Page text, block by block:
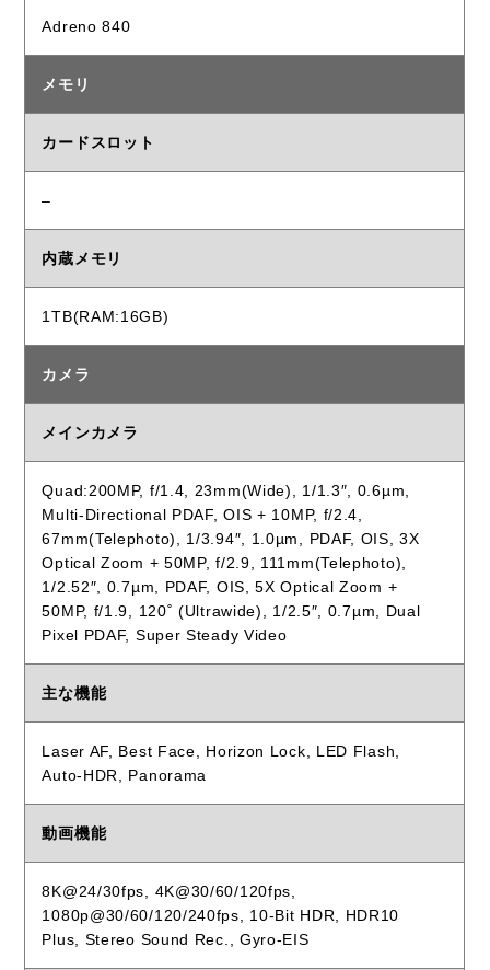
Adreno 840
メモリ
カードスロット
–
内蔵メモリ
1TB(RAM:16GB)
カメラ
メインカメラ
Quad:200MP, f/1.4, 23mm(Wide), 1/1.3″, 0.6µm,
Multi-Directional PDAF, OIS + 10MP, f/2.4,
67mm(Telephoto), 1/3.94″, 1.0µm, PDAF, OIS, 3X
Optical Zoom + 50MP, f/2.9, 111mm(Telephoto),
1/2.52″, 0.7µm, PDAF, OIS, 5X Optical Zoom +
50MP, f/1.9, 120˚ (Ultrawide), 1/2.5″, 0.7µm, Dual
Pixel PDAF, Super Steady Video
主な機能
Laser AF, Best Face, Horizon Lock, LED Flash,
Auto-HDR, Panorama
動画機能
8K@24/30fps, 4K@30/60/120fps,
1080p@30/60/120/240fps, 10-Bit HDR, HDR10
Plus, Stereo Sound Rec., Gyro-EIS